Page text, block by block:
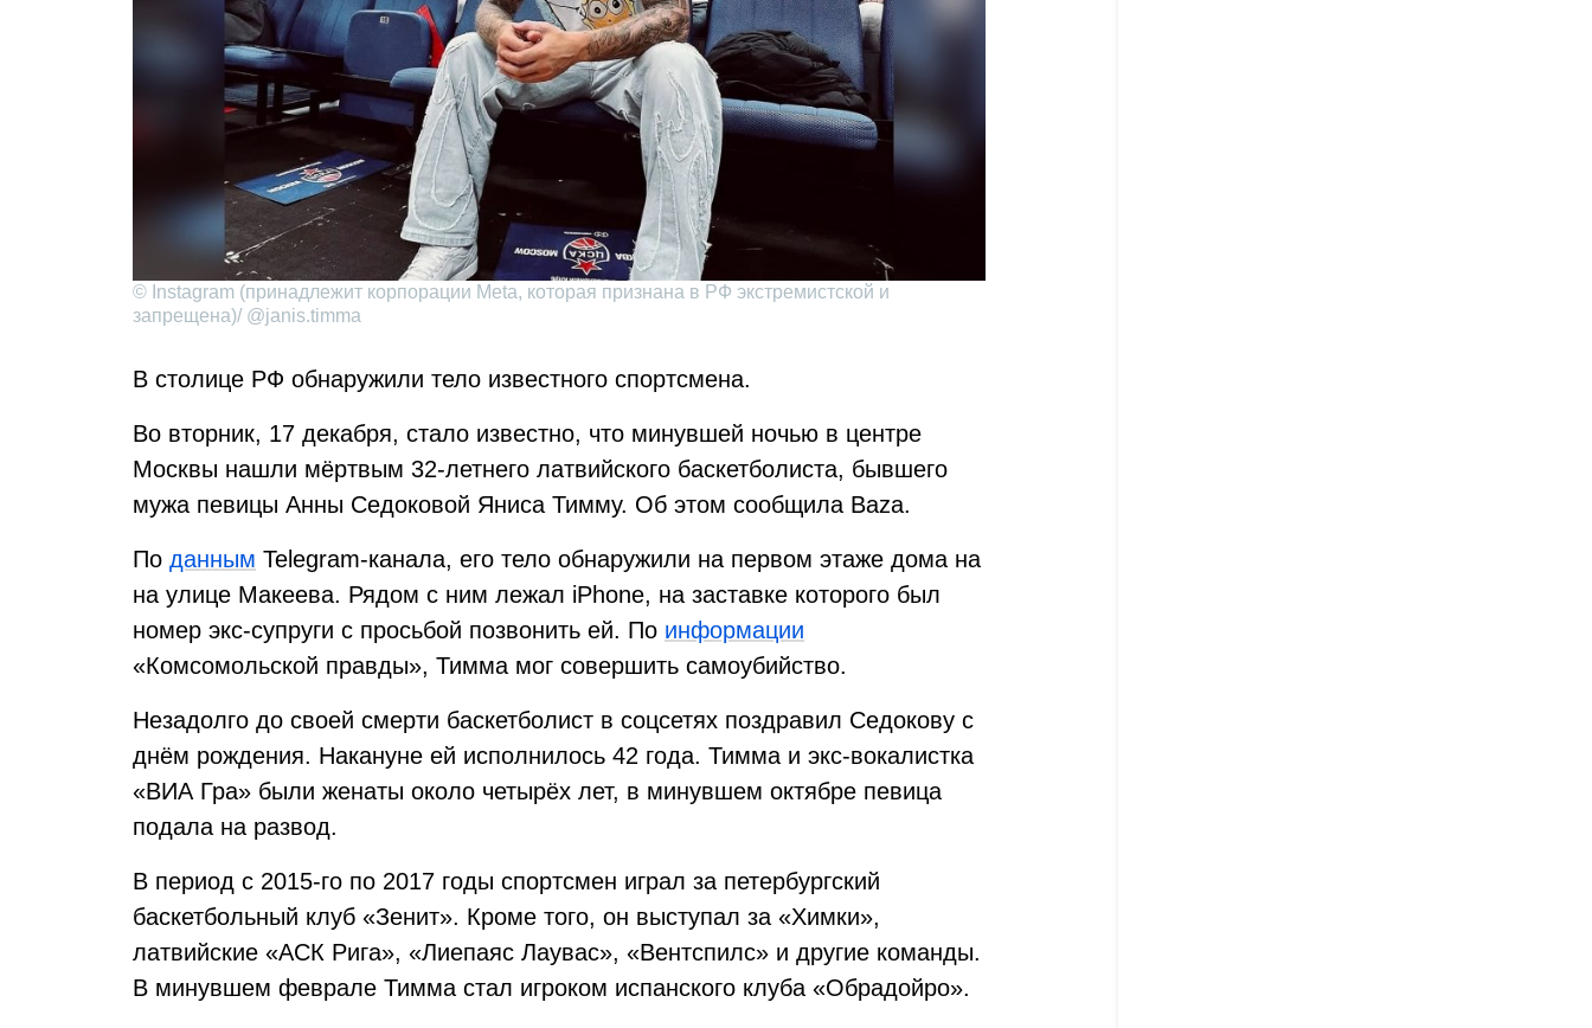
© Instagram (принадлежит корпорации Meta, которая признана в РФ экстремистской и
запрещена)/ @janis.timma
В столице РФ обнаружили тело известного спортсмена.
Во вторник, 17 декабря, стало известно, что минувшей ночью в центре
Москвы нашли мёртвым 32-летнего латвийского баскетболиста, бывшего
мужа певицы Анны Седоковой Яниса Тимму. Об этом сообщила Baza.
По данным Telegram-канала, его тело обнаружили на первом этаже дома на
на улице Макеева. Рядом с ним лежал iPhone, на заставке которого был
номер экс-супруги с просьбой позвонить ей. По информации
«Комсомольской правды», Тимма мог совершить самоубийство.
Незадолго до своей смерти баскетболист в соцсетях поздравил Седокову с
днём рождения. Накануне ей исполнилось 42 года. Тимма и экс-вокалистка
«ВИА Гра» были женаты около четырёх лет, в минувшем октябре певица
подала на развод.
В период с 2015-го по 2017 годы спортсмен играл за петербургский
баскетбольный клуб «Зенит». Кроме того, он выступал за «Химки»,
латвийские «АСК Рига», «Лиепаяс Лаувас», «Вентспилс» и другие команды.
В минувшем феврале Тимма стал игроком испанского клуба «Обрадойро».